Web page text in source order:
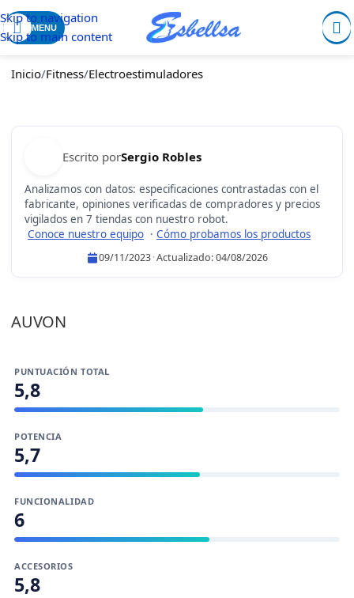
Skip to navigation
Skip to main content
MENU
Inicio/Fitness/Electroestimuladores
Escrito porSergio Robles
Analizamos con datos: especificaciones contrastadas con el
fabricante, opiniones verificadas de compradores y precios
vigilados en 7 tiendas con nuestro robot.
Conoce nuestro equipo · Cómo probamos los productos
09/11/2023·Actualizado:04/08/2026
AUVON
PUNTUACIÓN TOTAL
5,8
POTENCIA
5,7
FUNCIONALIDAD
6
ACCESORIOS
5,8